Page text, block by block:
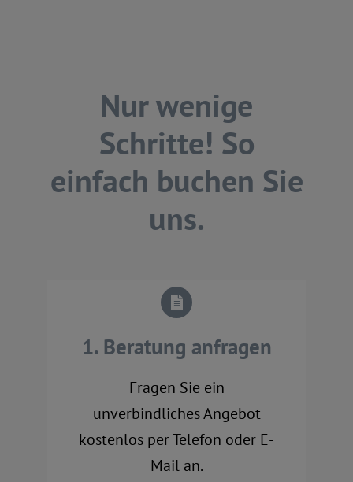
Nur wenige
Schritte! So
einfach buchen Sie
uns.
1. Beratung anfragen
Fragen Sie ein
unverbindliches Angebot
kostenlos per Telefon oder E-
Mail an.